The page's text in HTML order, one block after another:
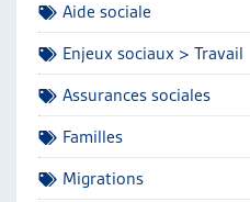
Aide sociale
Enjeux sociaux > Travail
Assurances sociales
Familles
Migrations